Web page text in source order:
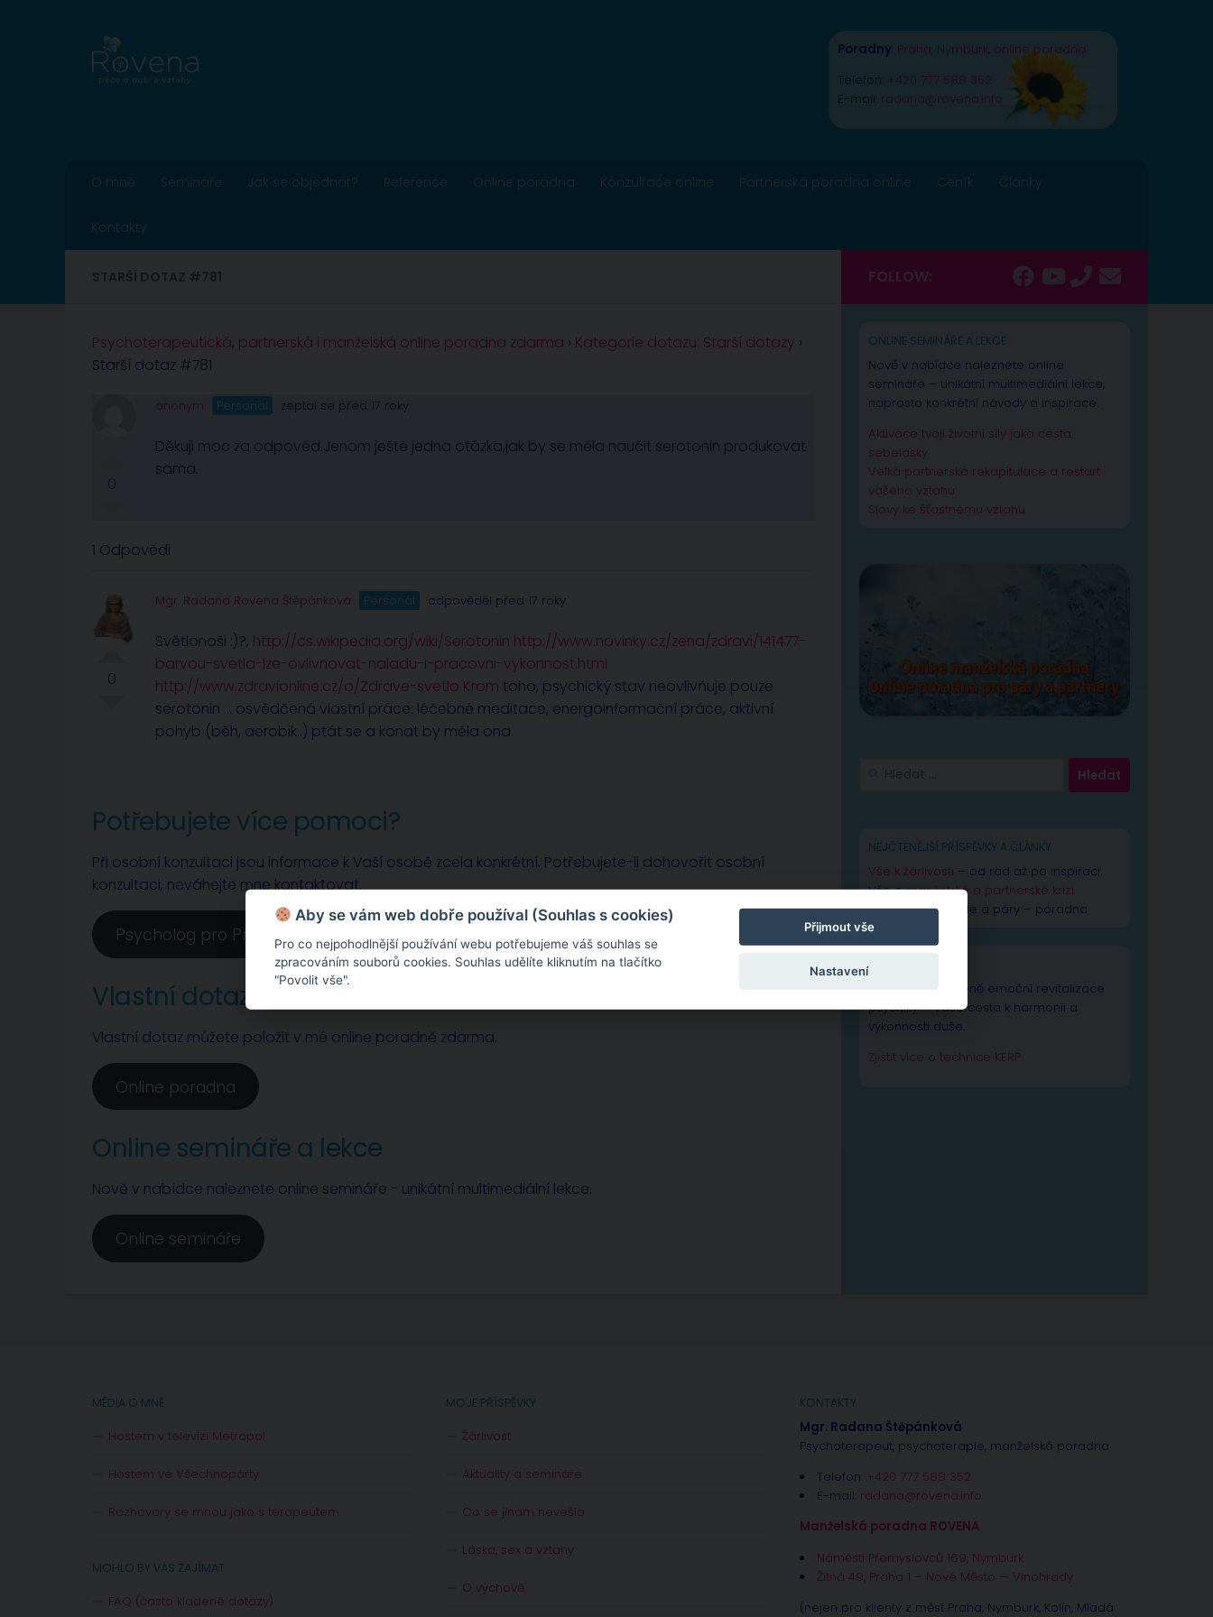
Poradny Praha Nymburk online poradna
Telefon: +420 777 588 352
E-mail: radana@rovena.info
O mně Semináře Jak se objednat? Reference Online poradna Konzultace online Partnerská poradna online Ceník Články
Kontakty
Psychoterapeutická, partnerská i manželská online poradna zdarma › Kategorie dotazu: Starší dotazy ›
Starší dotaz #781
0
anonym Personál zeptal se před 17 roky
Děkuji moc za odpověd.Jenom ještě jedna otázka,jak by se měla naučit serotonin produkovat
sama.
1 Odpovědi
0
Mgr. Radana Rovena Štěpánková Personál odpověděl před 17 roky
Světlonoši :)?, http://cs.wikipedia.org/wiki/Serotonin http://www.novinky.cz/zena/zdravi/141477-
barvou-svetla-lze-ovlivnovat-naladu-i-pracovni-vykonnost.html
http://www.zdravionline.cz/o/Zdrave-svetlo Krom toho, psychický stav neovlivňuje pouze
serotonin … osvědčená vlastní práce: léčebné meditace, energoinformační práce, aktivní
pohyb (běh, aerobik..) ptát se a konat by měla ona.
Potřebujete více pomoci?
Při osobní konzultaci jsou informace k Vaší osobě zcela konkrétní. Potřebujete-li dohovořit osobní
konzultaci, neváhejte mne kontaktovat.
Psycholog pro Prahu a Nymburk
Vlastní dotaz
Vlastní dotaz můžete položit v mé online poradně zdarma.
Online poradna
Online semináře a lekce
Nově v nabídce naleznete online semináře - unikátní multimediální lekce.
Online semináře
FOLLOW:
ONLINE SEMINÁŘE A LEKCE
Nově v nabídce naleznete online
semináře – unikátní multimediální lekce,
naprosto konkrétní návody a inspirace.
Aktivace tvojí životní síly jako cesta
sebelásky
Velká partnerská rekapitulace a restart
vašeho vztahu
Slovy ke šťastnému vztahu
NEJČTENĚJŠÍ PŘÍSPĚVKY A ČLÁNKY
Vše k žárlivosti – od rad až po inspiraci
Vše omanželské a partnerské krizi
Rady pro manžele a páry – poradna
TECHNIKA KERP
Technika Kognitivně emoční revitalizace
psychiky – Vaše cesta k harmonii a
výkonnosti duše.
Zjistit více o technice KERP
MÉDIA O MNĚ
Hostem v televizi Metropol
Hostem ve Všechnopárty
Rozhovory se mnou jako s terapeutem
MOHLO BY VÁS ZAJÍMAT
FAQ (často kladené dotazy)
MOJE PŘÍSPĚVKY
Žárlivost
Aktuality a semináře
Co se jinam nevešlo
Láska, sex a vztahy
O výchově
KONTAKTY
Mgr. Radana Štěpánková
Psychoterapeut, psychoterapie, manželská poradna
Telefon: +420 777 588 352
E-mail: radana@rovena.info
Manželská poradna ROVENA
Náměstí Přemyslovců 169, Nymburk
Žitná 49, Praha 1 – Nové Město — Vinohrady
(nejen pro klienty z měst Praha, Nymburk, Kolín, Mladá
Aby se vám web dobře používal (Souhlas s cookies)
Pro co nejpohodlnější používání webu potřebujeme váš souhlas se
zpracováním souborů cookies. Souhlas udělíte kliknutím na tlačítko
"Povolit vše".
Přijmout vše
Nastavení